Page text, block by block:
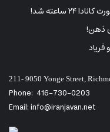
ساعته شد!
ذهن!
211- 9050 Yonge Street,
Phone: 416-730-0203
Email: info@iranjavan.net